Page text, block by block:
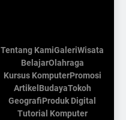
Tentang KamiGaleriWisata
BelajarOlahraga
Kursus KomputerPromosi
ArtikelBudayaTokoh
GeografiProduk Digital
Tutorial Komputer